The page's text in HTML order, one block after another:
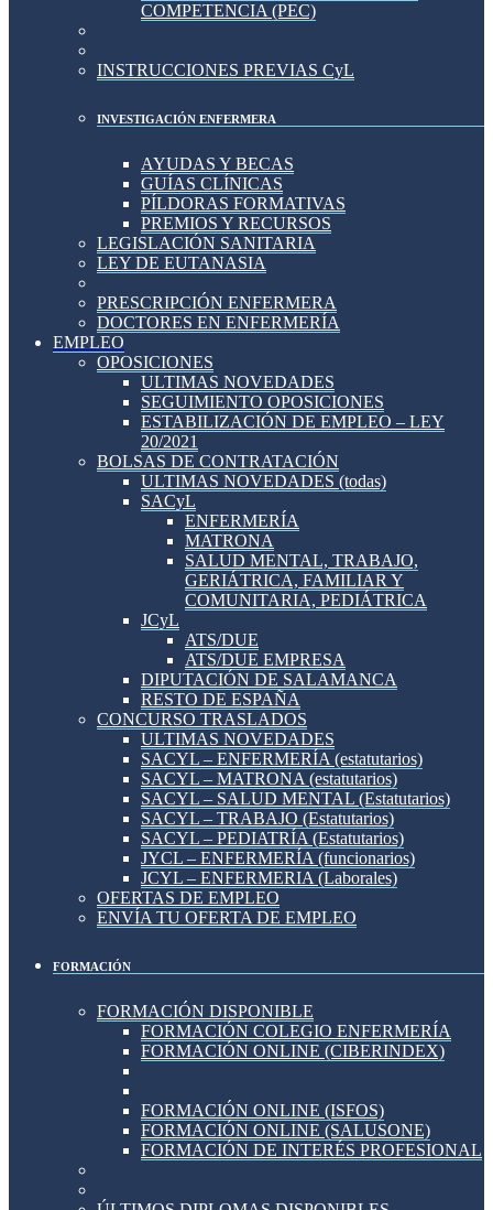
COMPETENCIA (PEC)
INSTRUCCIONES PREVIAS CyL
INVESTIGACIÓN ENFERMERA
AYUDAS Y BECAS
GUÍAS CLÍNICAS
PÍLDORAS FORMATIVAS
PREMIOS Y RECURSOS
LEGISLACIÓN SANITARIA
LEY DE EUTANASIA
PRESCRIPCIÓN ENFERMERA
DOCTORES EN ENFERMERÍA
EMPLEO
OPOSICIONES
ULTIMAS NOVEDADES
SEGUIMIENTO OPOSICIONES
ESTABILIZACIÓN DE EMPLEO – LEY
20/2021
BOLSAS DE CONTRATACIÓN
ULTIMAS NOVEDADES (todas)
SACyL
ENFERMERÍA
MATRONA
SALUD MENTAL, TRABAJO,
GERIÁTRICA, FAMILIAR Y
COMUNITARIA, PEDIÁTRICA
JCyL
ATS/DUE
ATS/DUE EMPRESA
DIPUTACIÓN DE SALAMANCA
RESTO DE ESPAÑA
CONCURSO TRASLADOS
ULTIMAS NOVEDADES
SACYL – ENFERMERÍA (estatutarios)
SACYL – MATRONA (estatutarios)
SACYL – SALUD MENTAL (Estatutarios)
SACYL – TRABAJO (Estatutarios)
SACYL – PEDIATRÍA (Estatutarios)
JYCL – ENFERMERÍA (funcionarios)
JCYL – ENFERMERIA (Laborales)
OFERTAS DE EMPLEO
ENVÍA TU OFERTA DE EMPLEO
FORMACIÓN
FORMACIÓN DISPONIBLE
FORMACIÓN COLEGIO ENFERMERÍA
FORMACIÓN ONLINE (CIBERINDEX)
FORMACIÓN ONLINE (ISFOS)
FORMACIÓN ONLINE (SALUSONE)
FORMACIÓN DE INTERÉS PROFESIONAL